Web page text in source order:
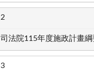
2
司法院115年度施政計畫綱
3